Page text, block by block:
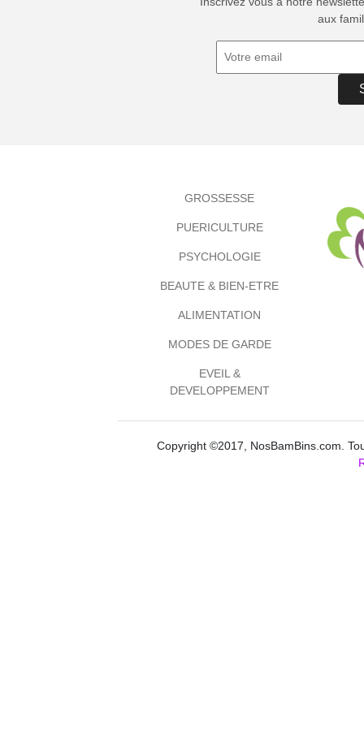
aux
GROSSESSE
PUERICULTURE
PSYCHOLOGIE
BEAUTE & BIEN-ETRE
ALIMENTATION
MODES DE GARDE
EVEIL &
DEVELOPPEMENT
Copyright ©2017, NosBamBins.com.